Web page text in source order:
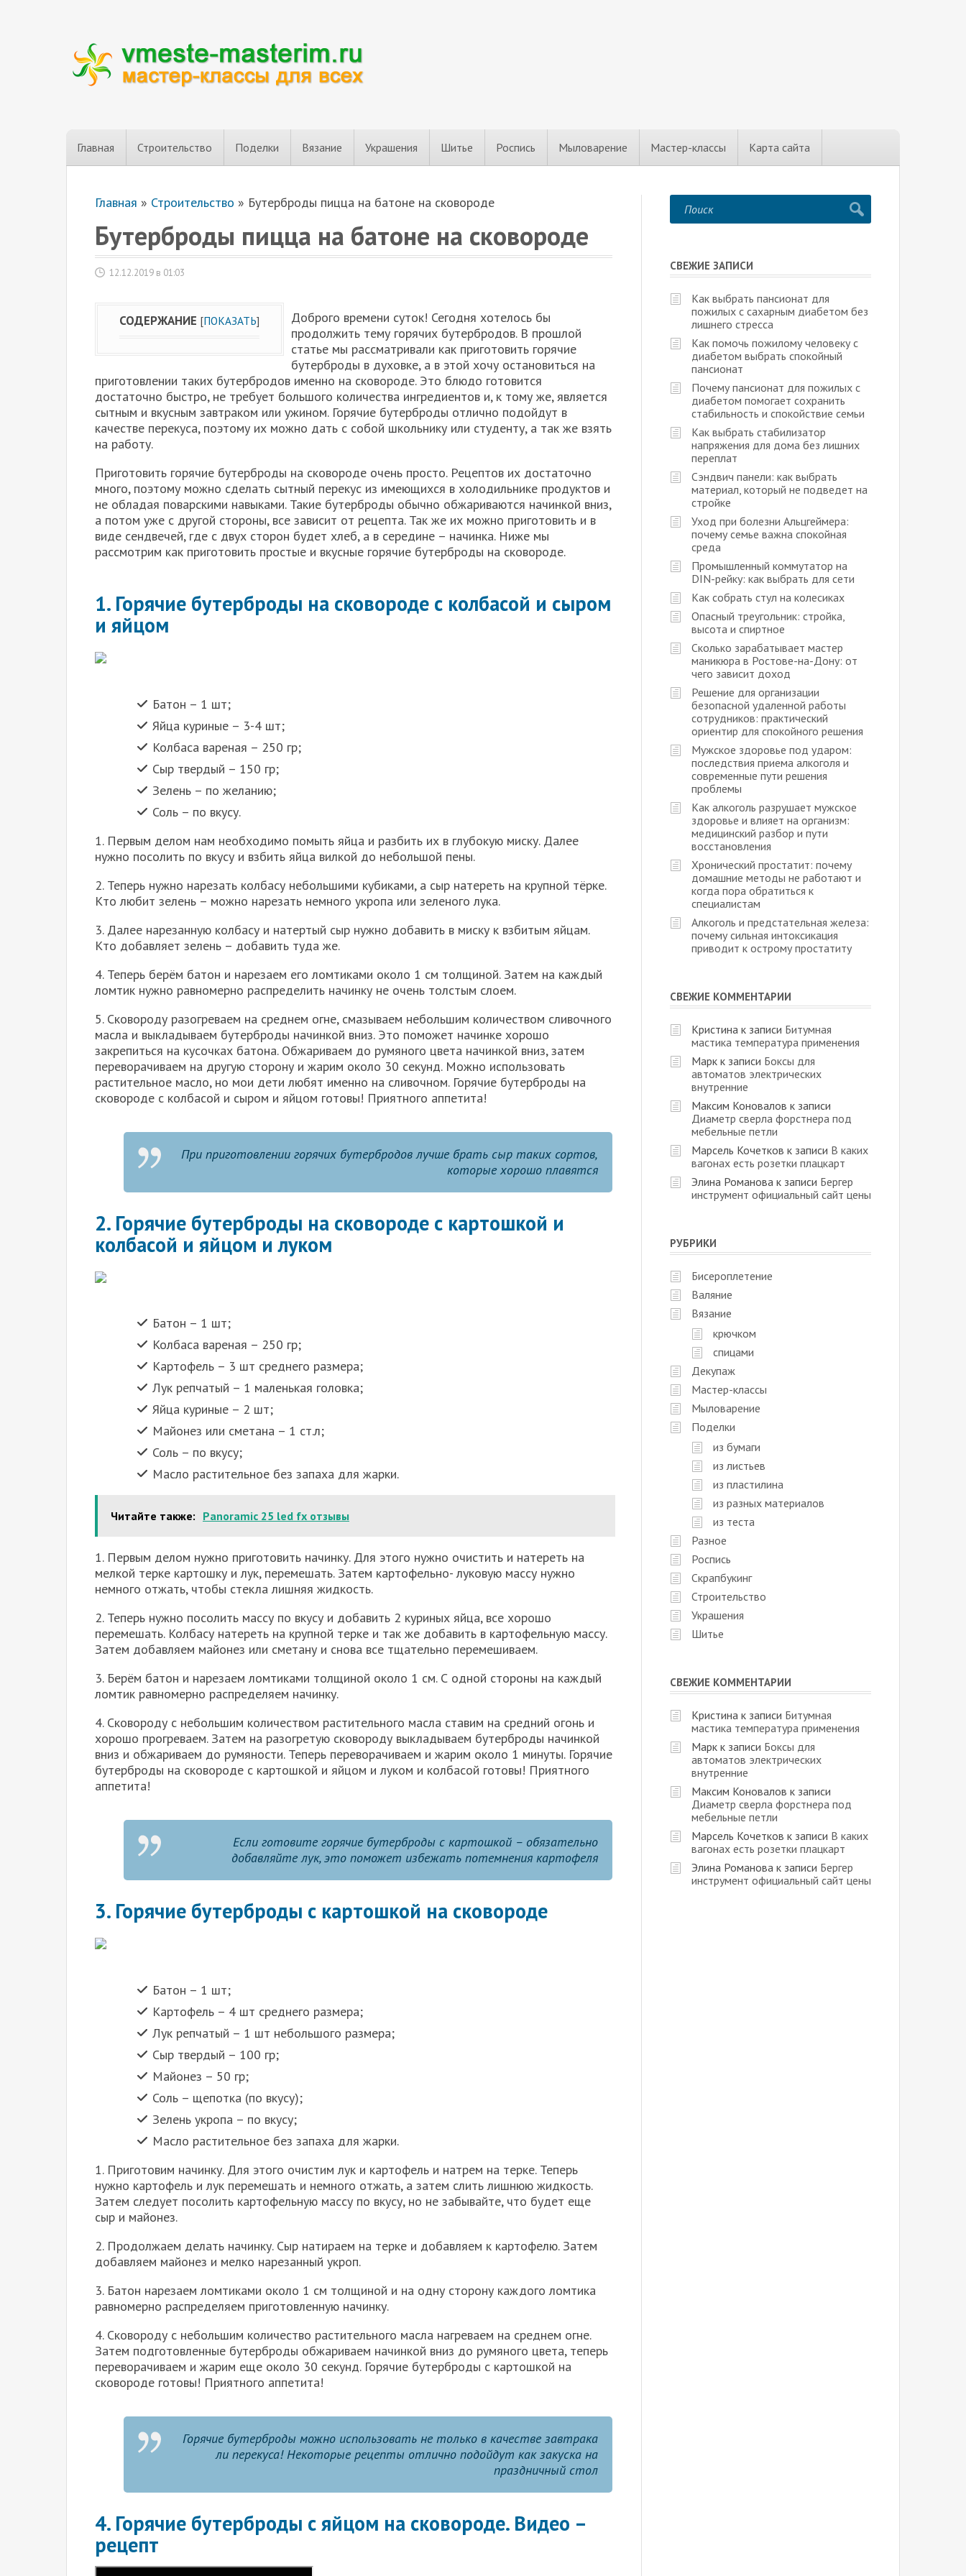
Главная Строительство Поделки Вязание Украшения Шитье Роспись Мыловарение Мастер-классы Карта сайта
Главная » Строительство » Бутерброды пицца на батоне на сковороде
Бутерброды пицца на батоне на сковороде
12.12.2019 в 01:03
СОДЕРЖАНИЕ [ПОКАЗАТЬ]
Доброго времени суток! Сегодня хотелось бы
продолжить тему горячих бутербродов. В прошлой
статье мы рассматривали как приготовить горячие
бутерброды в духовке, а в этой хочу остановиться на
приготовлении таких бутербродов именно на сковороде. Это блюдо готовится
достаточно быстро, не требует большого количества ингредиентов и, к тому же, является
сытным и вкусным завтраком или ужином. Горячие бутерброды отлично подойдут в
качестве перекуса, поэтому их можно дать с собой школьнику или студенту, а так же взять
на работу.
Приготовить горячие бутерброды на сковороде очень просто. Рецептов их достаточно
много, поэтому можно сделать сытный перекус из имеющихся в холодильнике продуктов и
не обладая поварскими навыками. Такие бутерброды обычно обжариваются начинкой вниз,
а потом уже с другой стороны, все зависит от рецепта. Так же их можно приготовить и в
виде сендвечей, где с двух сторон будет хлеб, а в середине – начинка. Ниже мы
рассмотрим как приготовить простые и вкусные горячие бутерброды на сковороде.
1. Горячие бутерброды на сковороде с колбасой и сыром
и яйцом
Батон – 1 шт;
Яйца куриные – 3-4 шт;
Колбаса вареная – 250 гр;
Сыр твердый – 150 гр;
Зелень – по желанию;
Соль – по вкусу.
1. Первым делом нам необходимо помыть яйца и разбить их в глубокую миску. Далее
нужно посолить по вкусу и взбить яйца вилкой до небольшой пены.
2. Теперь нужно нарезать колбасу небольшими кубиками, а сыр натереть на крупной тёрке.
Кто любит зелень – можно нарезать немного укропа или зеленого лука.
3. Далее нарезанную колбасу и натертый сыр нужно добавить в миску к взбитым яйцам.
Кто добавляет зелень – добавить туда же.
4. Теперь берём батон и нарезаем его ломтиками около 1 см толщиной. Затем на каждый
ломтик нужно равномерно распределить начинку не очень толстым слоем.
5. Сковороду разогреваем на среднем огне, смазываем небольшим количеством сливочного
масла и выкладываем бутерброды начинкой вниз. Это поможет начинке хорошо
закрепиться на кусочках батона. Обжариваем до румяного цвета начинкой вниз, затем
переворачиваем на другую сторону и жарим около 30 секунд. Можно использовать
растительное масло, но мои дети любят именно на сливочном. Горячие бутерброды на
сковороде с колбасой и сыром и яйцом готовы! Приятного аппетита!
При приготовлении горячих бутербродов лучше брать сыр таких сортов,
которые хорошо плавятся
2. Горячие бутерброды на сковороде с картошкой и
колбасой и яйцом и луком
Батон – 1 шт;
Колбаса вареная – 250 гр;
Картофель – 3 шт среднего размера;
Лук репчатый – 1 маленькая головка;
Яйца куриные – 2 шт;
Майонез или сметана – 1 ст.л;
Соль – по вкусу;
Масло растительное без запаха для жарки.
Читайте также: Panoramic 25 led fx отзывы
1. Первым делом нужно приготовить начинку. Для этого нужно очистить и натереть на
мелкой терке картошку и лук, перемешать. Затем картофельно- луковую массу нужно
немного отжать, чтобы стекла лишняя жидкость.
2. Теперь нужно посолить массу по вкусу и добавить 2 куриных яйца, все хорошо
перемешать. Колбасу натереть на крупной терке и так же добавить в картофельную массу.
Затем добавляем майонез или сметану и снова все тщательно перемешиваем.
3. Берём батон и нарезаем ломтиками толщиной около 1 см. С одной стороны на каждый
ломтик равномерно распределяем начинку.
4. Сковороду с небольшим количеством растительного масла ставим на средний огонь и
хорошо прогреваем. Затем на разогретую сковороду выкладываем бутерброды начинкой
вниз и обжариваем до румяности. Теперь переворачиваем и жарим около 1 минуты. Горячие
бутерброды на сковороде с картошкой и яйцом и луком и колбасой готовы! Приятного
аппетита!
Если готовите горячие бутерброды с картошкой – обязательно
добавляйте лук, это поможет избежать потемнения картофеля
3. Горячие бутерброды с картошкой на сковороде
Батон – 1 шт;
Картофель – 4 шт среднего размера;
Лук репчатый – 1 шт небольшого размера;
Сыр твердый – 100 гр;
Майонез – 50 гр;
Соль – щепотка (по вкусу);
Зелень укропа – по вкусу;
Масло растительное без запаха для жарки.
1. Приготовим начинку. Для этого очистим лук и картофель и натрем на терке. Теперь
нужно картофель и лук перемешать и немного отжать, а затем слить лишнюю жидкость.
Затем следует посолить картофельную массу по вкусу, но не забывайте, что будет еще
сыр и майонез.
2. Продолжаем делать начинку. Сыр натираем на терке и добавляем к картофелю. Затем
добавляем майонез и мелко нарезанный укроп.
3. Батон нарезаем ломтиками около 1 см толщиной и на одну сторону каждого ломтика
равномерно распределяем приготовленную начинку.
4. Сковороду с небольшим количество растительного масла нагреваем на среднем огне.
Затем подготовленные бутерброды обжариваем начинкой вниз до румяного цвета, теперь
переворачиваем и жарим еще около 30 секунд. Горячие бутерброды с картошкой на
сковороде готовы! Приятного аппетита!
Горячие бутерброды можно использовать не только в качестве завтрака
ли перекуса! Некоторые рецепты отлично подойдут как закуска на
праздничный стол
4. Горячие бутерброды с яйцом на сковороде. Видео –
рецепт
СВЕЖИЕ ЗАПИСИ
Как выбрать пансионат для
пожилых с сахарным диабетом без
лишнего стресса
Как помочь пожилому человеку с
диабетом выбрать спокойный
пансионат
Почему пансионат для пожилых с
диабетом помогает сохранить
стабильность и спокойствие семьи
Как выбрать стабилизатор
напряжения для дома без лишних
переплат
Сэндвич панели: как выбрать
материал, который не подведет на
стройке
Уход при болезни Альцгеймера:
почему семье важна спокойная
среда
Промышленный коммутатор на
DIN-рейку: как выбрать для сети
Как собрать стул на колесиках
Опасный треугольник: стройка,
высота и спиртное
Сколько зарабатывает мастер
маникюра в Ростове-на-Дону: от
чего зависит доход
Решение для организации
безопасной удаленной работы
сотрудников: практический
ориентир для спокойного решения
Мужское здоровье под ударом:
последствия приема алкоголя и
современные пути решения
проблемы
Как алкоголь разрушает мужское
здоровье и влияет на организм:
медицинский разбор и пути
восстановления
Хронический простатит: почему
домашние методы не работают и
когда пора обратиться к
специалистам
Алкоголь и предстательная железа:
почему сильная интоксикация
приводит к острому простатиту
СВЕЖИЕ КОММЕНТАРИИ
Кристина к записи Битумная
мастика температура применения
Марк к записи Боксы для
автоматов электрических
внутренние
Максим Коновалов к записи
Диаметр сверла форстнера под
мебельные петли
Марсель Кочетков к записи В каких
вагонах есть розетки плацкарт
Элина Романова к записи Бергер
инструмент официальный сайт цены
РУБРИКИ
Бисероплетение
Валяние
Вязание
крючком
спицами
Декупаж
Мастер-классы
Мыловарение
Поделки
из бумаги
из листьев
из пластилина
из разных материалов
из теста
Разное
Роспись
Скрапбукинг
Строительство
Украшения
Шитье
СВЕЖИЕ КОММЕНТАРИИ
Кристина к записи Битумная
мастика температура применения
Марк к записи Боксы для
автоматов электрических
внутренние
Максим Коновалов к записи
Диаметр сверла форстнера под
мебельные петли
Марсель Кочетков к записи В каких
вагонах есть розетки плацкарт
Элина Романова к записи Бергер
инструмент официальный сайт цены